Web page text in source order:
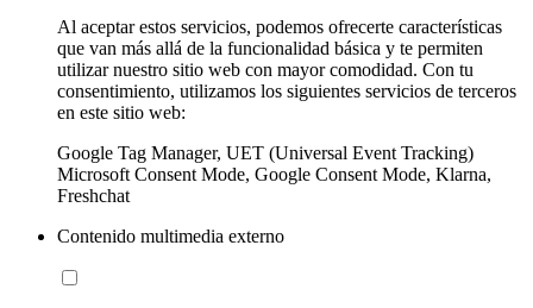
Al aceptar estos servicios, podemos ofrecerte características
que van más allá de la funcionalidad básica y te permiten
utilizar nuestro sitio web con mayor comodidad. Con tu
consentimiento, utilizamos los siguientes servicios de terceros
en este sitio web:
Google Tag Manager, UET (Universal Event Tracking)
Microsoft Consent Mode, Google Consent Mode, Klarna,
Freshchat
Contenido multimedia externo